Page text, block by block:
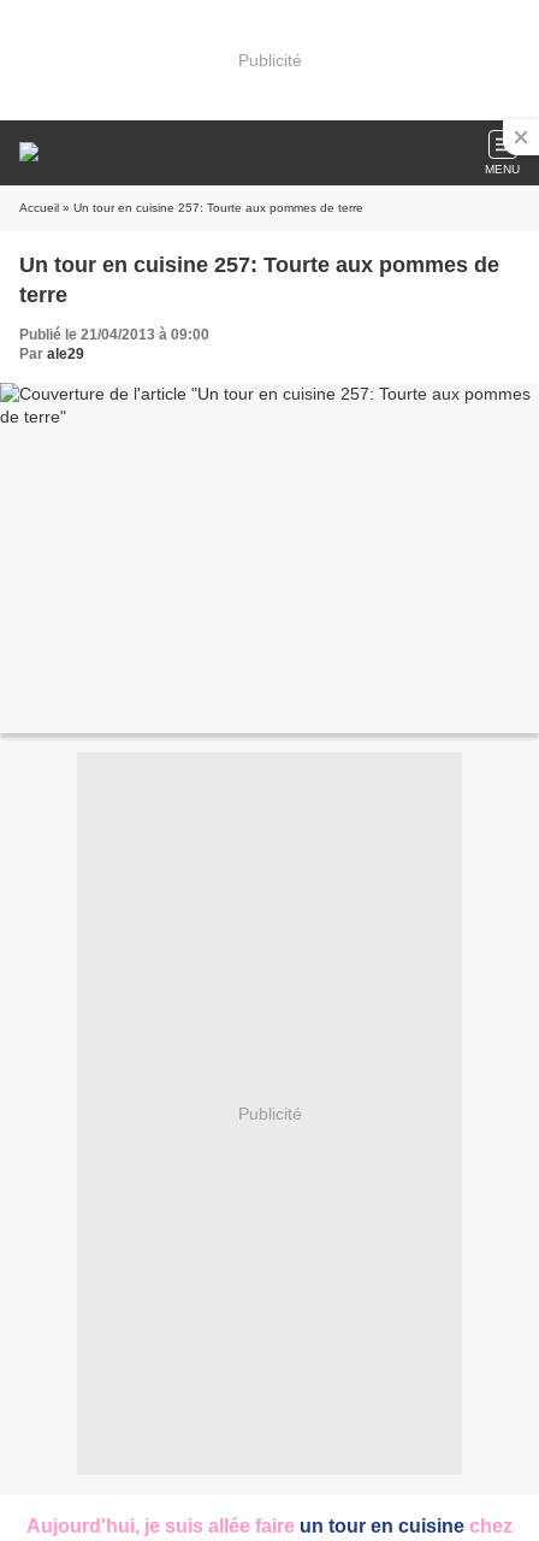
Publicité
MENU
Accueil » Un tour en cuisine 257: Tourte aux pommes de terre
Un tour en cuisine 257: Tourte aux pommes de
terre
Publié le 21/04/2013 à 09:00
Par ale29
Publicité
Aujourd'hui, je suis allée faire un tour en cuisine chez